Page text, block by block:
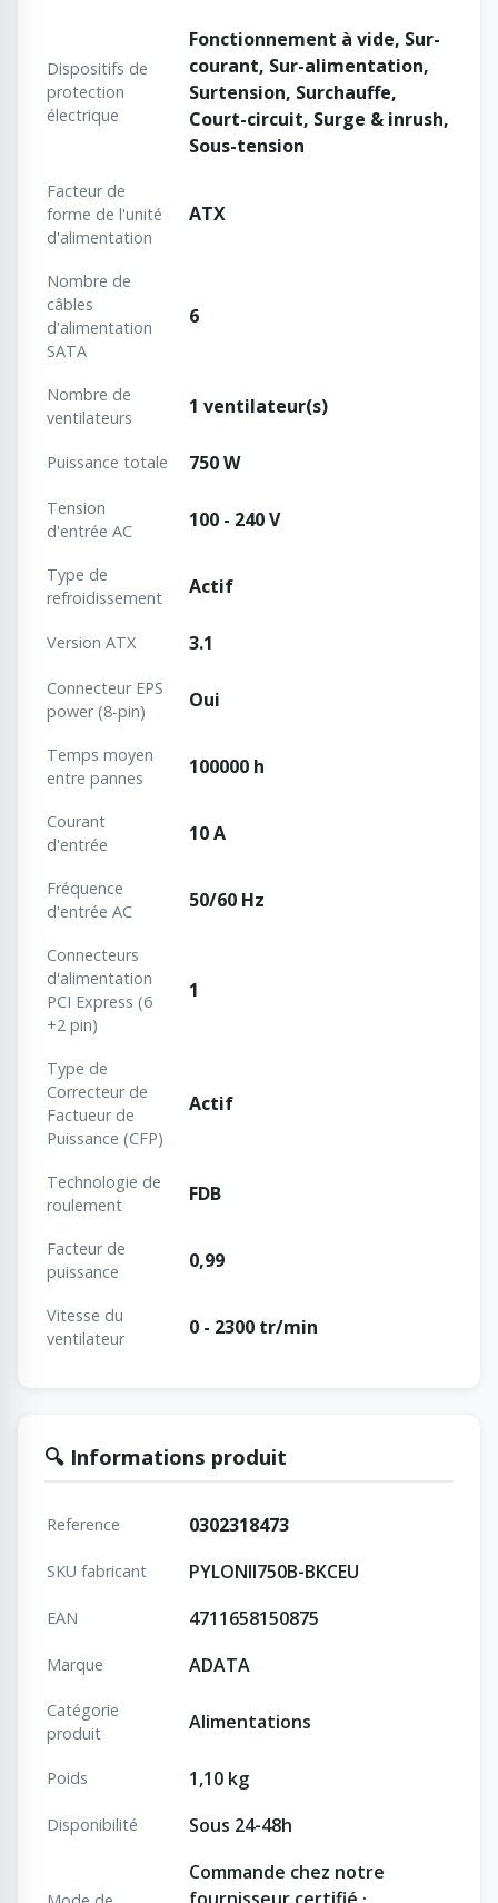
Dispositifs de
protection
électrique
Fonctionnement à vide, Sur-
courant, Sur-alimentation,
Surtension, Surchauffe,
Court-circuit, Surge & inrush,
Sous-tension
Facteur de
forme de l'unité
d'alimentation
ATX
Nombre de
câbles
d'alimentation
SATA
6
Nombre de
ventilateurs
1 ventilateur(s)
Puissance totale 750 W
Tension
d'entrée AC
100 - 240 V
Type de
refroidissement
Actif
Version ATX 3.1
Connecteur EPS
power (8-pin)
Oui
Temps moyen
entre pannes
100000 h
Courant
d'entrée
10 A
Fréquence
d'entrée AC
50/60 Hz
Connecteurs
d'alimentation
PCI Express (6
+2 pin)
1
Type de
Correcteur de
Factueur de
Puissance (CFP)
Actif
Technologie de
roulement
FDB
Facteur de
puissance
0,99
Vitesse du
ventilateur
0 - 2300 tr/min
🔍 Informations produit
Reference 0302318473
SKU fabricant PYLONII750B-BKCEU
EAN 4711658150875
Marque ADATA
Catégorie
produit
Alimentations
Poids 1,10 kg
Disponibilité Sous 24-48h
Commande chez notre